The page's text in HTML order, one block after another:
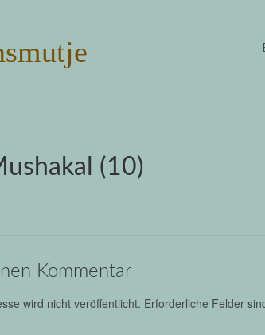
(10)
Kommentar
wird nicht veröffentlicht. Erforderliche Felder